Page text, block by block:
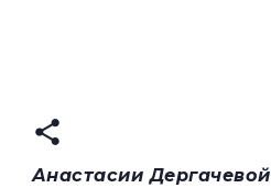
Анастасии Дергачевой